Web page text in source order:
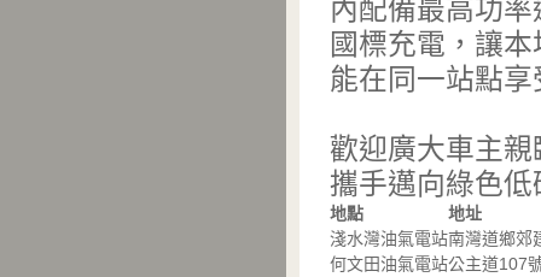
內配備最高功
國標充電，讓
能在同一站點
歡迎廣大車主
攜手邁向綠色低
地點
地址
淺水灣油氣電站南灣道鄉郊
何文田油氣電站公主道107